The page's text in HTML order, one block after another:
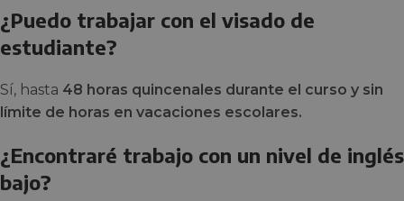
¿Puedo trabajar con el visado de
estudiante?
Sí, hasta 48 horas quincenales durante el curso y sin
límite de horas en vacaciones escolares.
¿Encontraré trabajo con un nivel de inglés
bajo?